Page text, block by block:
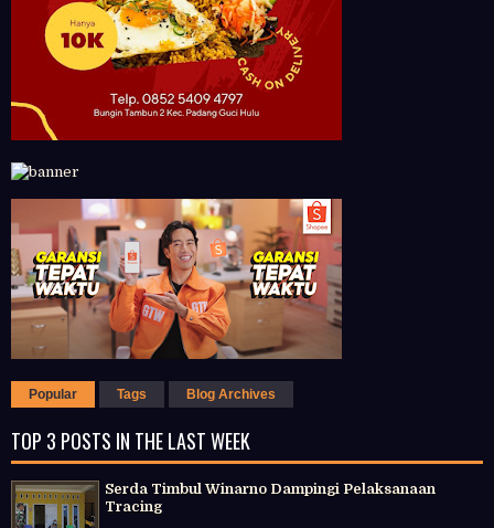
Popular Tags Blog Archives
TOP 3 POSTS IN THE LAST WEEK
Serda Timbul Winarno Dampingi Pelaksanaan
Tracing